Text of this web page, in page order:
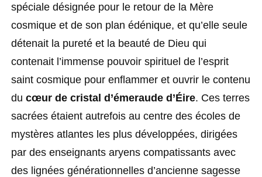
spéciale désignée pour le retour de la Mère
cosmique et de son plan édénique, et qu’elle seule
détenait la pureté et la beauté de Dieu qui
contenait l’immense pouvoir spirituel de l’esprit
saint cosmique pour enflammer et ouvrir le contenu
du cœur de cristal d’émeraude d’Éire. Ces terres
sacrées étaient autrefois au centre des écoles de
mystères atlantes les plus développées, dirigées
par des enseignants aryens compatissants avec
des lignées générationnelles d’ancienne sagesse